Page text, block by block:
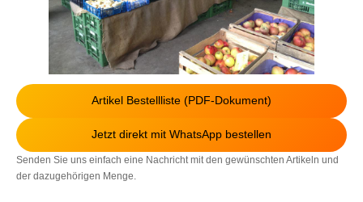
Artikel Bestellliste (PDF-Dokument)
Jetzt direkt mit WhatsApp bestellen
Senden Sie uns einfach eine Nachricht mit den gewünschten Artikeln und
der dazugehörigen Menge.